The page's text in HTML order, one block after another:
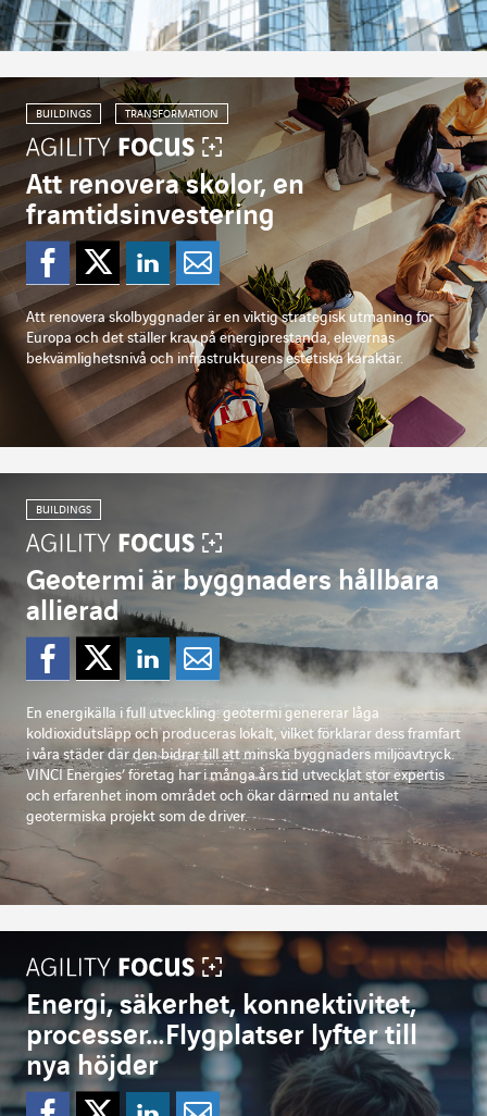
BUILDINGS TRANSFORMATION
Att renovera skolor, en
framtidsinvestering
Dela på Facebook
Dela på Twitter
Dela på
Dela per mejl
Att renovera skolbyggnader är en viktig strategisk utmaning för
Europa och det ställer krav på energiprestanda, elevernas
bekvämlighetsnivå och infrastrukturens estetiska karaktär.
BUILDINGS
Geotermi är byggnaders hållbara
allierad
Dela på Facebook
Dela på Twitter
Dela på
Dela per mejl
En energikälla i full utveckling: geotermi genererar låga
koldioxidutsläpp och produceras lokalt, vilket förklarar dess framfart
i våra städer där den bidrar till att minska byggnaders miljöavtryck.
VINCI Energies’ företag har i många års tid utvecklat stor expertis
och erfarenhet inom området och ökar därmed nu antalet
geotermiska projekt som de driver.
Energi, säkerhet, konnektivitet,
processer…Flygplatser lyfter till
nya höjder